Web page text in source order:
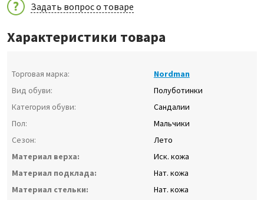
Задать вопрос о товаре
Характеристики товара
Торговая марка:
Nordman
Вид обуви:
Полуботинки
Категория обуви:
Сандалии
Пол:
Мальчики
Сезон:
Лето
Материал верха:
Иск. кожа
Материал подклада:
Нат. кожа
Материал стельки:
Нат. кожа